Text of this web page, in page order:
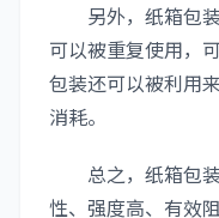
另外，纸箱包装
可以被重复使用，
包装还可以被利用
消耗。
总之，纸箱包装
性、强度高、有效